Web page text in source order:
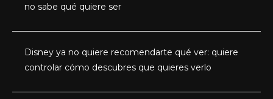
no sabe qué quiere ser
Disney ya no quiere recomendarte qué ver: quiere
controlar cómo descubres que quieres verlo